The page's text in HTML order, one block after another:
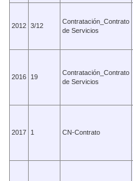
2012 3/12
Contratación_Contrato
de Servicios
2016 19
Contratación_Contrato
de Servicios
2017 1 CN-Contrato